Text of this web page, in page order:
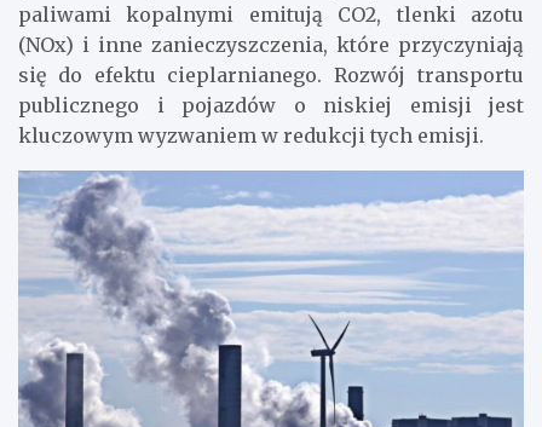
paliwami kopalnymi emitują CO2, tlenki azotu
(NOx) i inne zanieczyszczenia, które przyczyniają
się do efektu cieplarnianego. Rozwój transportu
publicznego i pojazdów o niskiej emisji jest
kluczowym wyzwaniem w redukcji tych emisji.